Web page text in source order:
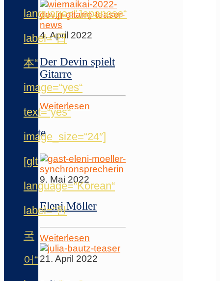
language=“Japanese“
label=“日
本“
image=“yes“
text=“yes“
image_size=“24″]
[glt
language=“Korean“
label=“한
국
어“
4. April 2022
Der Devin spielt
Gitarre
Weiterlesen
Gäste
9. Mai 2022
Eleni Möller
Weiterlesen
21. April 2022